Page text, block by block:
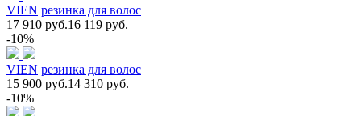
VIEN резинка для волос
17 910 руб.16 119 руб.
-10%
VIEN резинка для волос
15 900 руб.14 310 руб.
-10%